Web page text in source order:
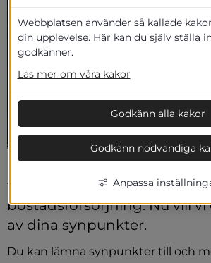
Herrljunga kommun har
förslag till en ny
bostadsförsörjning. Nu vill
av dina synpunkter.
Du kan lämna synpunkter till och
Webbplatsen använder så kallade
din upplevelse. Här kan du själv ställa
godkänner.
Läs mer om våra kakor
Godkänn alla kakor
Godkänn nödvändiga
Anpassa